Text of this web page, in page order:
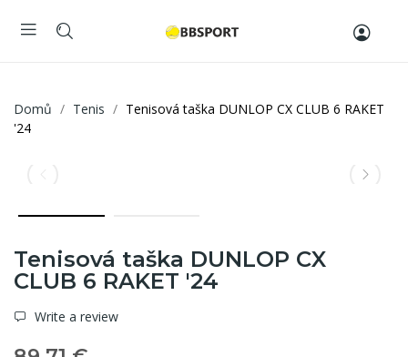
Domů Tenis
Tenisová taška DUNLOP CX CLUB 6 RAKET
'24
Tenisová taška DUNLOP CX
CLUB 6 RAKET '24
Write a review